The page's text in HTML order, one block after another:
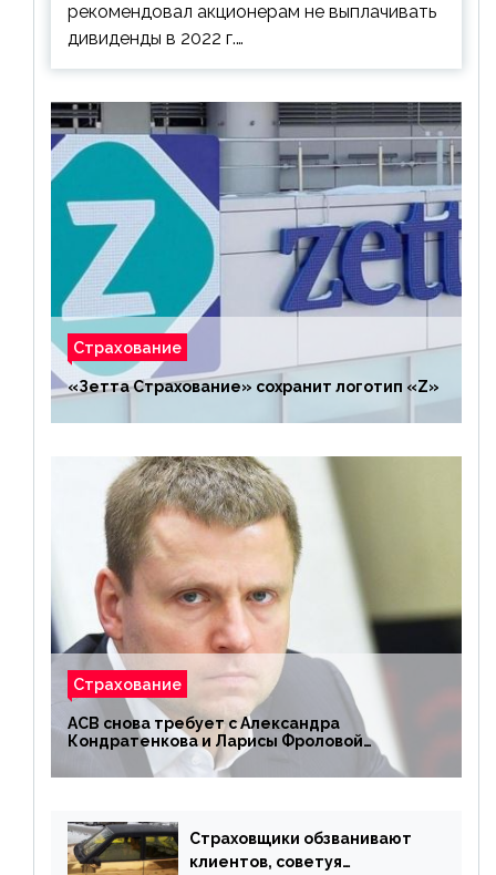
рекомендовал акционерам не выплачивать
дивиденды в 2022 г.…
Страхование
«Зетта Страхование» сохранит логотип «Z»
Страхование
АСВ снова требует с Александра
Кондратенкова и Ларисы Фроловой
возмещения убытков на 1,5 млрд р.
Страховщики обзванивают
клиентов, советуя